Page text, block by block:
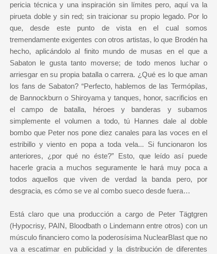
pericia técnica y una inspiración sin límites pero, aquí va la
pirueta doble y sin red; sin traicionar su propio legado. Por lo
que, desde este punto de vista en el cual somos
tremendamente exigentes con otros artistas, lo que Brodén ha
hecho, aplicándolo al finito mundo de musas en el que a
Sabaton le gusta tanto moverse; de todo menos luchar o
arriesgar en su propia batalla o carrera. ¿Qué es lo que aman
los fans de Sabaton? “Perfecto, hablemos de las Termópilas,
de Bannockburn o Shiroyama y tanques, honor, sacrificios en
el campo de batalla, héroes y banderas y subamos
simplemente el volumen a todo, tú Hannes dale al doble
bombo que Peter nos pone diez canales para las voces en el
estribillo y viento en popa a toda vela... Si funcionaron los
anteriores, ¿por qué no éste?” Esto, que leído así puede
hacerle gracia a muchos seguramente le hará muy poca a
todos aquellos que viven de verdad la banda pero, por
desgracia, es cómo se ve al combo sueco desde fuera…
Está claro que una producción a cargo de Peter Tägtgren
(Hypocrisy, PAIN, Bloodbath o Lindemann entre otros) con un
músculo financiero como la poderosísima NuclearBlast que no
va a escatimar en publicidad y la distribución de diferentes